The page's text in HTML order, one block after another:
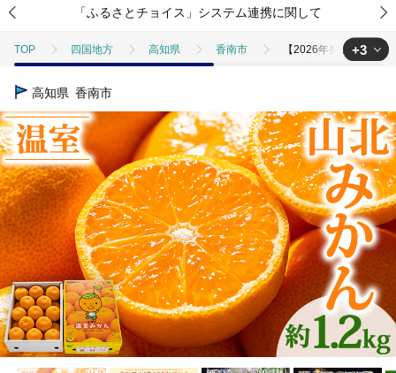
「ふるさとチョイス」システム連携に関して
TOP 四国地方 高知県 香南市 【2026年発送分】山
TOP
TOP フルーツ みかん・かんきつ類 【2026年発送分】山北
TOP フルーツ ほかのフルーツ 【2026年発送分】山北温室
+3
高知県 香南市